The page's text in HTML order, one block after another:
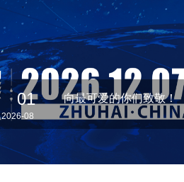
01
2026-08
向最可爱的你们致敬！